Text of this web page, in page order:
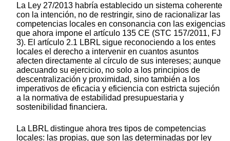
La Ley 27/2013 habría establecido un sistema coherente
con la intención, no de restringir, sino de racionalizar las
competencias locales en consonancia con las exigencias
que ahora impone el artículo 135 CE (STC 157/2011, FJ
3). El artículo 2.1 LBRL sigue reconociendo a los entes
locales el derecho a intervenir en cuantos asuntos
afecten directamente al círculo de sus intereses; aunque
adecuando su ejercicio, no solo a los principios de
descentralización y proximidad, sino también a los
imperativos de eficacia y eficiencia con estricta sujeción
a la normativa de estabilidad presupuestaria y
sostenibilidad financiera.
La LBRL distingue ahora tres tipos de competencias
locales: las propias, que son las determinadas por ley